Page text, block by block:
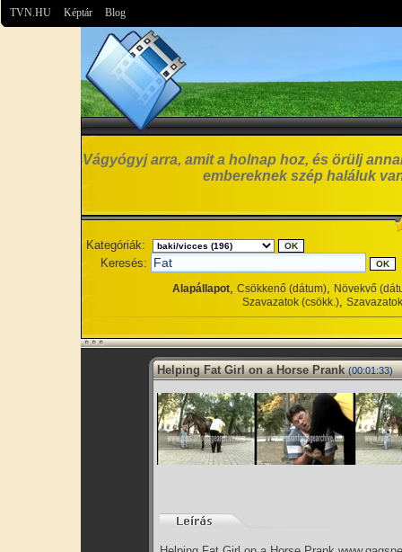
TVN.HU Képtár Blog
Vágyógyj arra, amit a holnap hoz, és örülj
embereknek szép haláluk
Kategóriák:
Keresés:
Alapállapot, Csökkenő (dátum), Növekvő
Szavazatok (csökk.),
Helping Fat Girl on a Horse Prank (00:01:33)